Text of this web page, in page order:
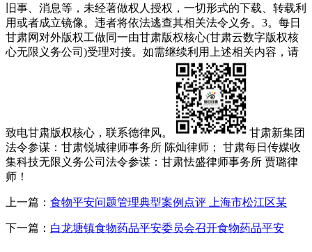
旧事、消息等，未经著做权人授权，一切形式的下载、转载利
用或者成立镜像。违者将依法逃查其相关法令义务。3。每日
甘肃网对外版权工做同一由甘肃版权核心(甘肃云数字版权核
心无限义务公司)受理对接。如需继续利用上述相关内容，请
致电甘肃版权核心，联系德律风。
甘肃新集团
法令参谋：甘肃锐城律师事务所 陈灿律师； 甘肃每日传媒收
集科技无限义务公司法令参谋：甘肃怯盛律师事务所 贾璐律
师！
上一篇： 食物平安问题管理典型案例点评 上海市松江区某
下一篇： 白龙塘镇食物药品平安委员会召开食物药品平安